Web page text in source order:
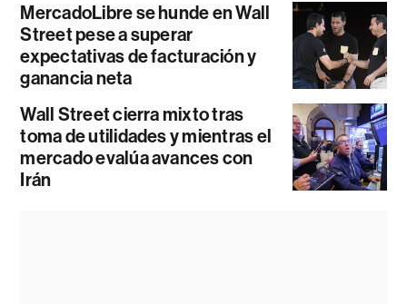
MercadoLibre se hunde en Wall
Street pese a superar
expectativas de facturación y
ganancia neta
Wall Street cierra mixto tras
toma de utilidades y mientras el
mercado evalúa avances con
Irán